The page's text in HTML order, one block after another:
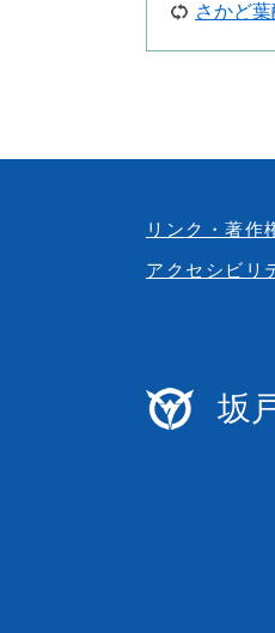
さかど
リンク・著作
アクセシビリ
坂